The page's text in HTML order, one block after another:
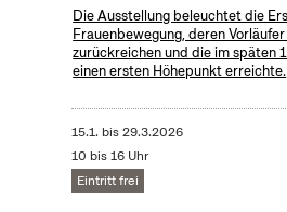
Die Ausstellung beleuchtet die
Frauenbewegung, deren
zurückreichen und die im späten
einen ersten Höhepunkt erreichte.
15.1. bis29.3.2026
10 bis 16 Uhr
Eintritt frei